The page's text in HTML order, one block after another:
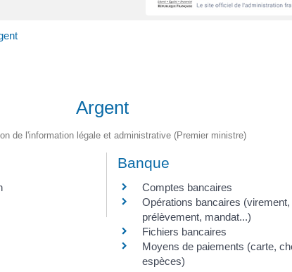
Argent
de l'information légale et administrative (Premier ministre)
Banque
Comptes bancaires
Opérations bancaires (virement,
prélèvement, mandat...)
Fichiers bancaires
Moyens de paiements (carte,
espèces)